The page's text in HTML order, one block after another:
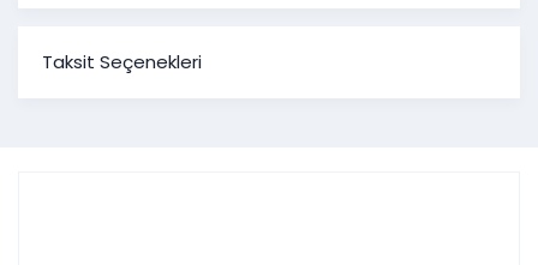
Taksit Seçenekleri